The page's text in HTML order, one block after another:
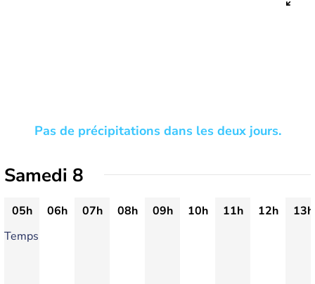
Pas de précipitations dans les deux jours.
Samedi 8
05h 06h 07h 08h 09h 10h 11h 12h
13h
Temps